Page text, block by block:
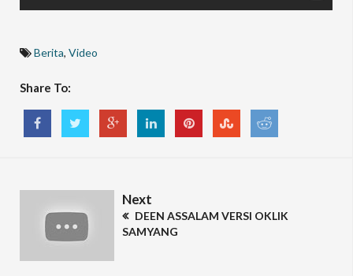
Berita, Video
Share To:
Next
DEEN ASSALAM VERSI OKLIK
SAMYANG